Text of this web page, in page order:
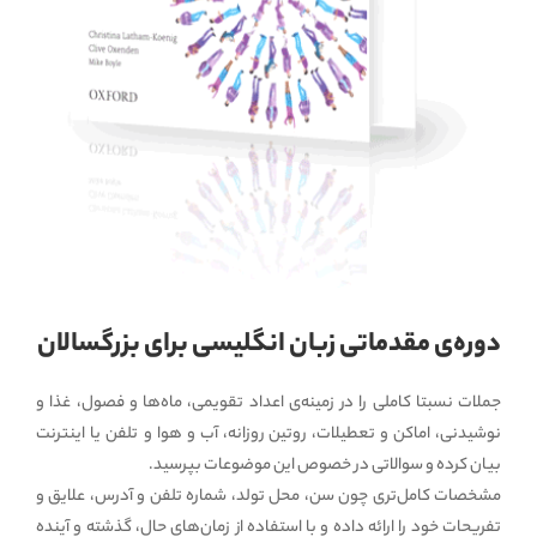
دوره‌ی مقدماتی زبان انگلیسی برای بزرگسالان
جملات نسبتا کاملی را در زمینه‌ی اعداد تقویمی، ماه‌ها و فصول، غذا و
نوشیدنی، اماکن و تعطیلات، روتین روزانه، آب و هوا و تلفن یا اینترنت
بیان کرده و سوالاتی در خصوص این موضوعات بپرسید.
مشخصات کامل‌تری چون سن، محل تولد، شماره تلفن و آدرس، علایق و
تفریحات خود را ارائه داده و با استفاده از زمان‌های حال، گذشته‌ و آینده